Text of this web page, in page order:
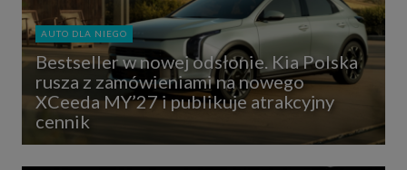
AUTO DLA NIEGO
Bestseller w nowej odsłonie. Kia Polska
rusza z zamówieniami na nowego
XCeeda MY’27 i publikuje atrakcyjny
cennik